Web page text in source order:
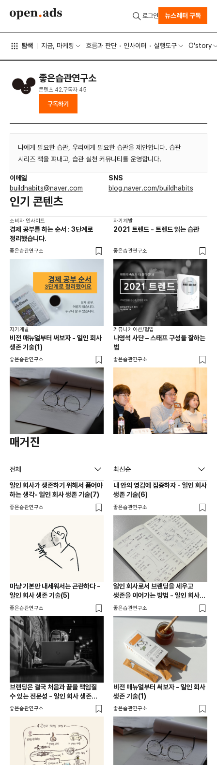
탐색 지금, 마케팅 흐름과 판단 인사이터 실행도구 O'story
로그인 뉴스레터 구독
좋은습관연구소
콘텐츠 42 구독자 45
구독하기
나에게 필요한 습관, 우리에게 필요한 습관을 제안합니다. 습관
시리즈 책을 펴내고, 습관 실천 커뮤니티를 운영합니다.
이메일
buildhabits@naver.com
SNS
blog.naver.com/buildhabits
인기 콘텐츠
소비자 인사이트
경제 공부를 하는 순서 : 3단계로
정리했습니다.
좋은습관연구소
자기계발
2021 트렌드 - 트렌드 읽는 습관
좋은습관연구소
자기계발
비전 매뉴얼부터 써보자 - 일인 회사
생존 기술(1)
좋은습관연구소
커뮤니케이션/협업
나영석 사단 – 스태프 구성을 잘하는
법
좋은습관연구소
매거진
전체 최신순
일인 회사가 생존하기 위해서 품어야
하는 생각- 일인 회사 생존 기술(7)
좋은습관연구소
내 안의 영감에 집중하자 - 일인 회사
생존 기술(6)
좋은습관연구소
마냥 기본만 내세워서는 곤란하다 -
일인 회사 생존 기술(5)
좋은습관연구소
일인 회사로서 브랜딩을 세우고
생존을 이어가는 방법 - 일인 회사
생존 기술(4)
좋은습관연구소
브랜딩은 결국 처음과 끝을 책임질
수 있는 전문성 - 일인 회사 생존
기술(2)
좋은습관연구소
비전 매뉴얼부터 써보자 - 일인 회사
생존 기술(1)
좋은습관연구소